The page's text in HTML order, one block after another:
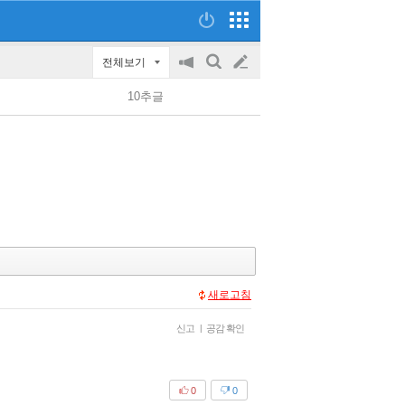
전체보기
공
on/off
검
글
쓰
10추글
새로고침
신고 | 공감 확인
0
0